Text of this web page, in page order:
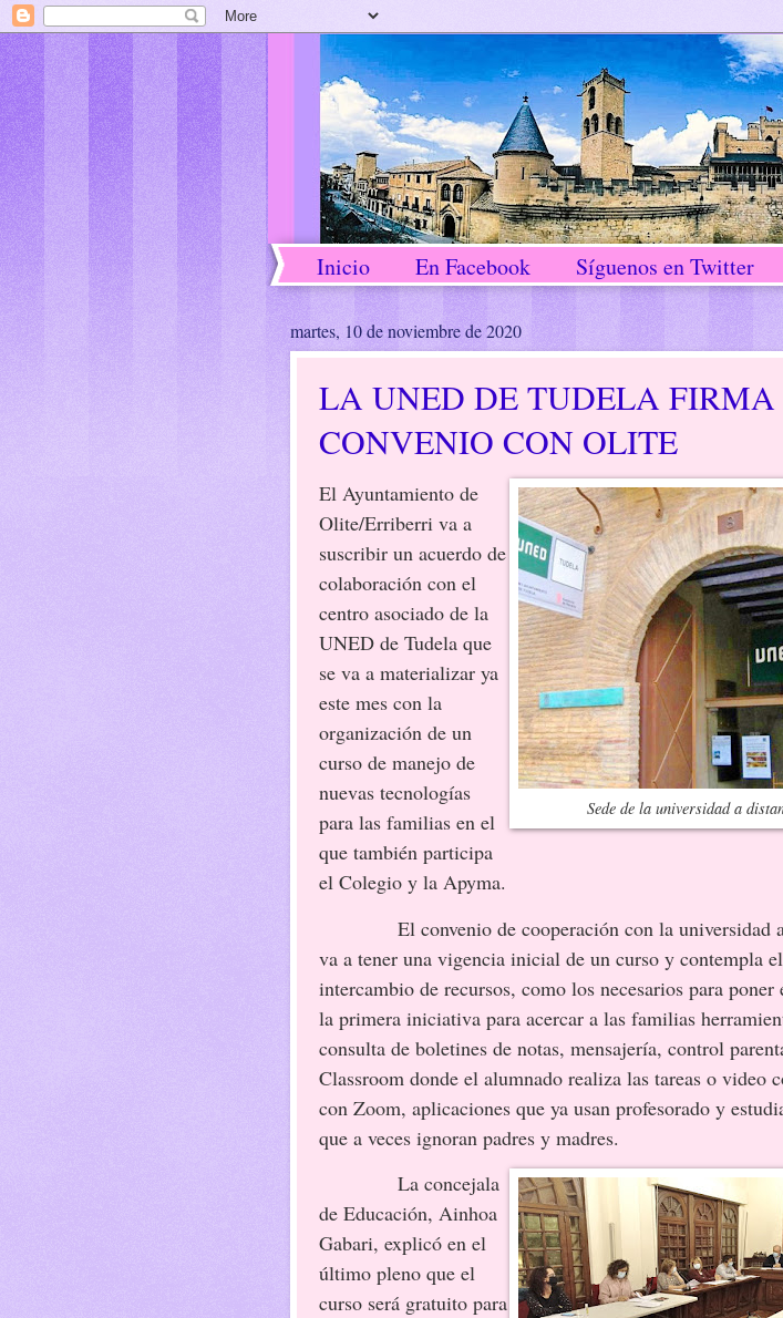
Inicio En Facebook Síguenos en Twitter
martes, 10 de noviembre de 2020
LA UNED DE TUDELA
CONVENIO CON OLITE
Sede de la universidad a
El Ayuntamiento de
Olite/Erriberri va a
suscribir un acuerdo de
colaboración con el
centro asociado de la
UNED de Tudela que
se va a materializar ya
este mes con la
organización de un
curso de manejo de
nuevas tecnologías
para las familias en el
que también participa
el Colegio y la Apyma.
El convenio de cooperación con la universidad
va a tener una vigencia inicial de un curso y contempla el
intercambio de recursos, como los necesarios para poner
la primera iniciativa para acercar a las familias
consulta de boletines de notas, mensajería, control
Classroom donde el alumnado realiza las tareas o video
con Zoom, aplicaciones que ya usan profesorado y
que a veces ignoran padres y madres.
La concejala
de Educación, Ainhoa
Gabari, explicó en el
último pleno que el
curso será gratuito para